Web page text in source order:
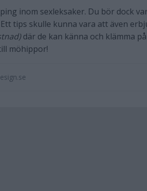
inom sexleksaker. Du bör dock
tips skulle kunna vara att även
där de kan känna och klämma på
möhippor!